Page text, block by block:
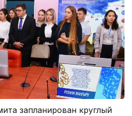
запланирован круглый